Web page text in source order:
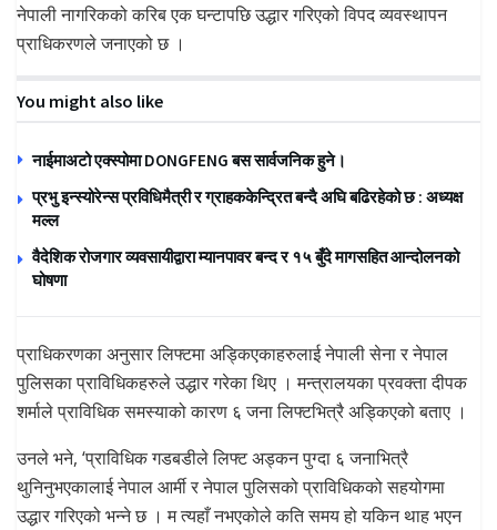
नेपाली नागरिकको करिब एक घन्टापछि उद्धार गरिएको विपद व्यवस्थापन
प्राधिकरणले जनाएको छ ।
You might also like
नाईमाअटो एक्स्पोमा DONGFENG बस सार्वजनिक हुने।
प्रभु इन्स्योरेन्स प्रविधिमैत्री र ग्राहककेन्द्रित बन्दै अघि बढिरहेको छ : अध्यक्ष
मल्ल
वैदेशिक रोजगार व्यवसायीद्वारा म्यानपावर बन्द र १५ बुँदे मागसहित आन्दोलनको
घोषणा
प्राधिकरणका अनुसार लिफ्टमा अड्किएकाहरुलाई नेपाली सेना र नेपाल
पुलिसका प्राविधिकहरुले उद्धार गरेका थिए । मन्त्रालयका प्रवक्ता दीपक
शर्माले प्राविधिक समस्याको कारण ६ जना लिफ्टभित्रै अड्किएको बताए ।
उनले भने, ‘प्राविधिक गडबडीले लिफ्ट अड्कन पुग्दा ६ जनाभित्रै
थुनिनुभएकालाई नेपाल आर्मी र नेपाल पुलिसको प्राविधिकको सहयोगमा
उद्धार गरिएको भन्ने छ । म त्यहाँ नभएकोले कति समय हो यकिन थाह भएन